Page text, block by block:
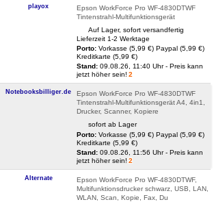
playox
Epson WorkForce Pro WF-4830DTWF
Tintenstrahl-Multifunktionsgerät
Auf Lager, sofort versandfertig
Lieferzeit 1-2 Werktage
Porto: Vorkasse (5,99 €) Paypal (5,99 €)
Kreditkarte (5,99 €)
Stand: 09.08.26, 11:40 Uhr - Preis kann
jetzt höher sein! 2
Notebooksbillig­er.de
Epson WorkForce Pro WF-4830DTWF
Tintenstrahl-Multifunktionsgerät A4, 4in1,
Drucker, Scanner, Kopiere
sofort ab Lager
Porto: Vorkasse (5,99 €) Paypal (5,99 €)
Kreditkarte (5,99 €)
Stand: 09.08.26, 11:56 Uhr - Preis kann
jetzt höher sein! 2
Alternate
Epson WorkForce Pro WF-4830DTWF,
Multifunktionsdrucker schwarz, USB, LAN,
WLAN, Scan, Kopie, Fax, Du